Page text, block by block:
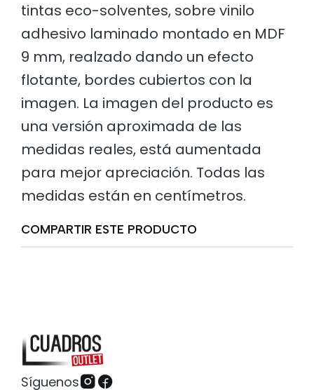
tintas eco-solventes, sobre vinilo
adhesivo laminado montado en MDF
9 mm, realzado dando un efecto
flotante, bordes cubiertos con la
imagen. La imagen del producto es
una versión aproximada de las
medidas reales, está aumentada
para mejor apreciación. Todas las
medidas están en centímetros.
COMPARTIR ESTE PRODUCTO
Síguenos